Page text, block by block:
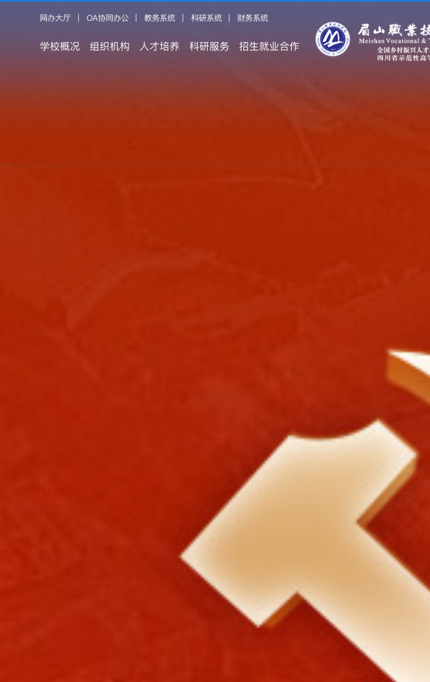
网办大厅 | OA协同办公 | 教务系统 | 科研系统 | 财务系统
学校概况 组织机构 人才培养 科研服务 招生就业合作